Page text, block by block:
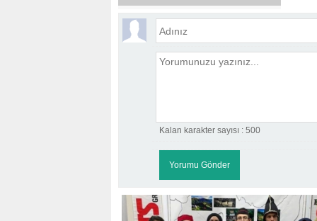
Kalan karakter sayısı : 500